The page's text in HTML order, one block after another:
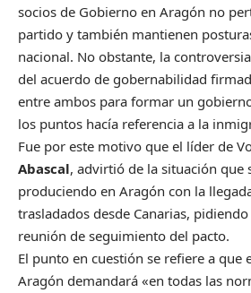
socios de Gobierno en Aragón no
partido y también mantienen
nacional. No obstante, la
del acuerdo de gobernabilidad
entre ambos para formar un
los puntos hacía referencia a la
Fue por este motivo que el líder de
Abascal, advirtió de la situación que
produciendo en Aragón con la
trasladados desde Canarias,
reunión de seguimiento del pacto.
El punto en cuestión se refiere a que
Aragón demandará «en todas las